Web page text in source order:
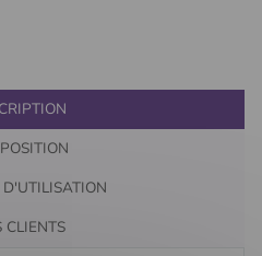
D'UTILISATION
CLIENTS